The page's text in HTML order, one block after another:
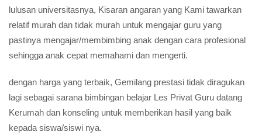
lulusan universitasnya, Kisaran angaran yang Kami tawarkan
relatif murah dan tidak murah untuk mengajar guru yang
pastinya mengajar/membimbing anak dengan cara profesional
sehingga anak cepat memahami dan mengerti.
dengan harga yang terbaik, Gemilang prestasi tidak diragukan
lagi sebagai sarana bimbingan belajar Les Privat Guru datang
Kerumah dan konseling untuk memberikan hasil yang baik
kepada siswa/siswi nya.